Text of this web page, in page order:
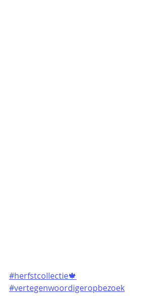
#herfstcollectie🍁
#vertegenwoordigeropbezoek